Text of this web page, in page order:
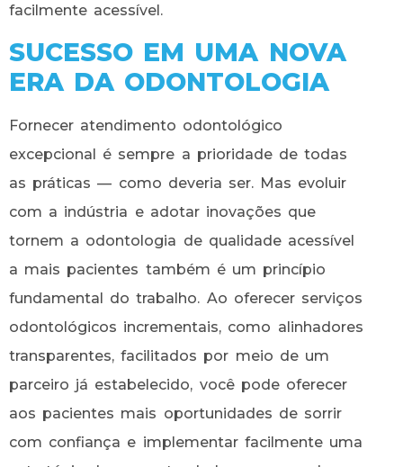
facilmente acessível.
SUCESSO EM UMA NOVA
ERA DA ODONTOLOGIA
Fornecer atendimento odontológico
excepcional é sempre a prioridade de todas
as práticas — como deveria ser. Mas evoluir
com a indústria e adotar inovações que
tornem a odontologia de qualidade acessível
a mais pacientes também é um princípio
fundamental do trabalho. Ao oferecer serviços
odontológicos incrementais, como alinhadores
transparentes, facilitados por meio de um
parceiro já estabelecido, você pode oferecer
aos pacientes mais oportunidades de sorrir
com confiança e implementar facilmente uma